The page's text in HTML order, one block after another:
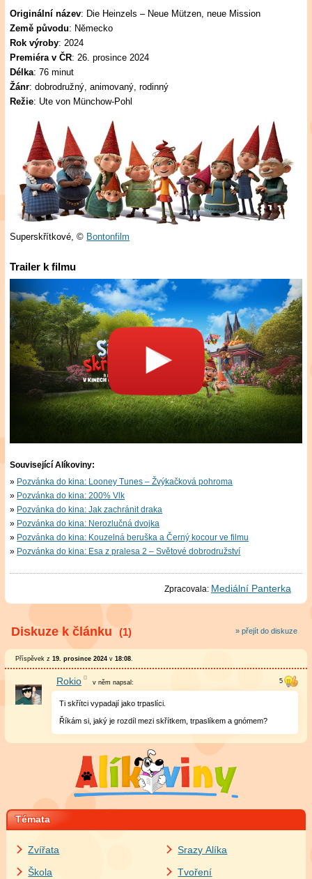
Originální název: Die Heinzels – Neue Mützen, neue Mission
Země původu: Německo
Rok výroby: 2024
Premiéra v ČR: 26. prosince 2024
Délka: 76 minut
Žánr: dobrodružný, animovaný, rodinný
Režie: Ute von Münchow-Pohl
Superskřítkové,© Bontonfilm
Trailer k filmu
Související Alíkoviny:
Pozvánka do kina: Looney Tunes – Žvýkačková pohroma
Pozvánka do kina: 200% Vlk
Pozvánka do kina: Jak zachránit draka
Pozvánka do kina: Nerozlučná dvojka
Pozvánka do kina: Kouzelná beruška a Černý kocour ve filmu
Pozvánka do kina: Esa z pralesa 2 – Světové dobrodružství
Zpracovala: Mediální Panterka
» přejít do diskuze
Diskuze k článku (1)
Příspěvek z 19. prosince 2024v 18:08.
Rokio v něm napsal:
Ti skřítci vypadají jako trpaslíci.
Říkám si, jaký je rozdíl mezi skřítkem, trpaslíkem a gnómem?
Témata
Zvířata
Škola
Srazy Alíka
Tvoření